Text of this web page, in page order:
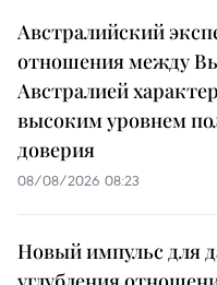
Австралийский
отношения между
Австралией
высоким уровнем
доверия
08/08/2026 08:23
Новый импульс для